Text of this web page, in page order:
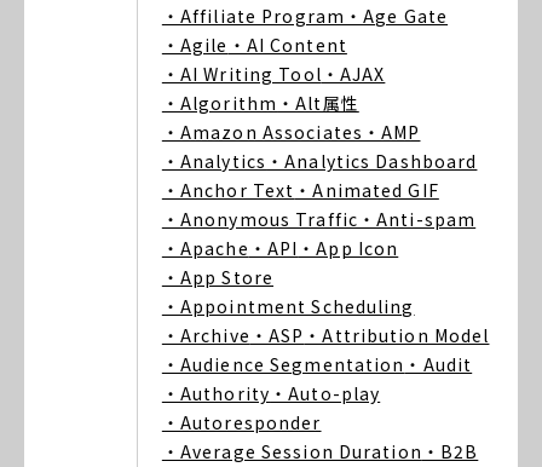
・Affiliate Program ・Age Gate
・Agile ・AI Content
・AI Writing Tool ・AJAX
・Algorithm ・Alt属性
・Amazon Associates ・AMP
・Analytics ・Analytics Dashboard
・Anchor Text ・Animated GIF
・Anonymous Traffic ・Anti-spam
・Apache ・API ・App Icon
・App Store
・Appointment Scheduling
・Archive ・ASP ・Attribution Model
・Audience Segmentation ・Audit
・Authority ・Auto-play
・Autoresponder
・Average Session Duration ・B2B